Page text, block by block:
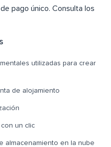
pago único. Consulta los
utilizadas para crear
de alojamiento
un clic
almacenamiento en la nube